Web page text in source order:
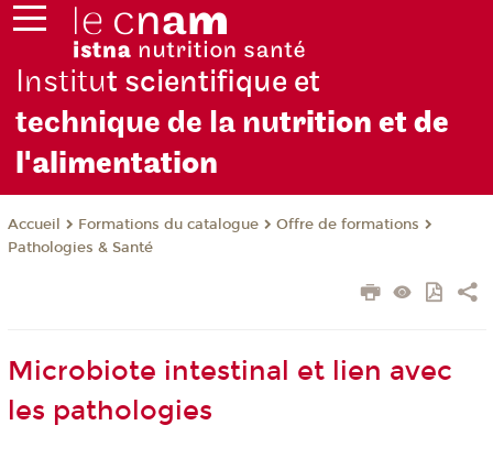
Institut scientifique et
technique de la nutrition et de
l'alimentation
Accueil Formations du catalogue
Offre de formations
Pathologies & Santé
Microbiote intestinal et lien avec
les pathologies